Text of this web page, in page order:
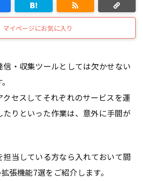
マイページにお気に入り
信・収集ツールとしては欠かせない
クセスしてそれぞれのサービスを運
りといった作業は、意外に手間が
当している方なら入れておいて間
張機能7選をご紹介します。